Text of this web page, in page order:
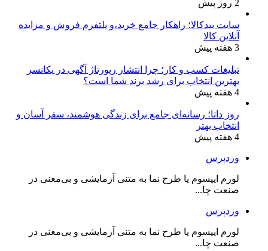
2 روز پیش
سایت بیدکالا؛ راهکار جامع خرید،و پلتفرم فروش و مزایده
آنلاین کالا
3 هفته پیش
تبلیغات کسب و کار؛ چرا انتشار رپورتاژ آگهی در یکانسر
بهترین انتخاب برای رشد برند شما است؟
4 هفته پیش
روز داتا؛ رسانه‌ای جامع برای زندگی هوشمند، سفر آسان و
انتخاب بهتر
4 هفته پیش
وردپرس
لورم ایپسوم یا طرح‌ نما به متنی آزمایشی و بی‌معنی در
صنعت چا...
وردپرس
لورم ایپسوم یا طرح‌ نما به متنی آزمایشی و بی‌معنی در
صنعت چا...